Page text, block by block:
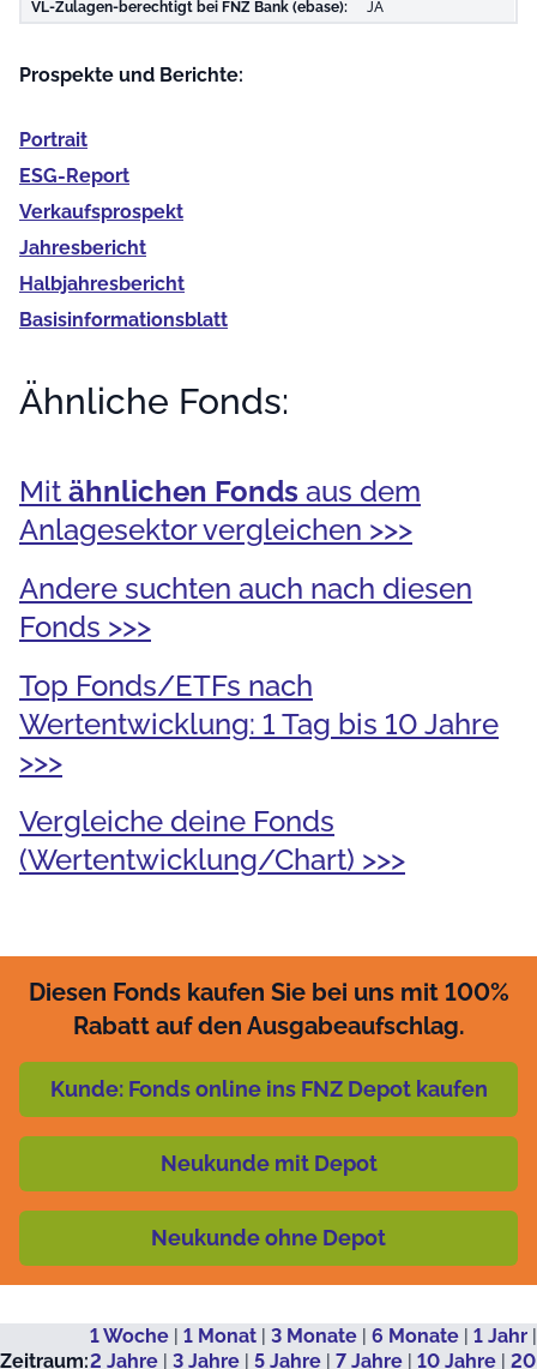
VL-Zulagen-berechtigt bei FNZ Bank (ebase):
JA
Prospekte und Berichte:
Portrait
ESG-Report
Verkaufs­prospekt
Jahres­bericht
Halb­jahres­bericht
Basis­informationsblatt
Ähnliche Fonds:
Mit ähnlichen Fonds aus dem
Anlagesektor vergleichen >>>
Andere suchten auch nach diesen
Fonds >>>
Top Fonds/ETFs nach
Wertentwicklung: 1 Tag bis 10 Jahre
>>>
Vergleiche deine Fonds
(Wertentwicklung/Chart) >>>
Diesen Fonds kaufen Sie bei uns mit 100%
Rabatt auf den Ausgabeaufschlag.
Kunde: Fonds online ins FNZ Depot kaufen
Neukunde mit Depot
Neukunde ohne Depot
Zeitraum:
1 Woche| 1 Monat| 3 Monate| 6 Monate| 1 Jahr|
2 Jahre | 3 Jahre | 5 Jahre | 7 Jahre | 10 Jahre | 20